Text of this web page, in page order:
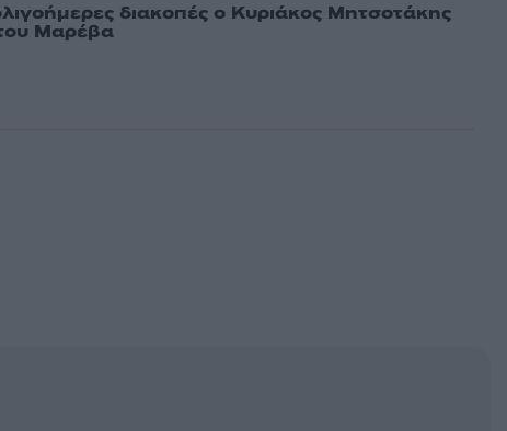
διακοπές ο Κυριάκος Μητσοτάκης
Μαρέβα